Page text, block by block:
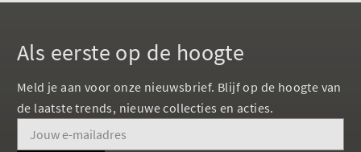
Als eerste op de hoogte
Meld je aan voor onze nieuwsbrief. Blijf op de hoogte van
de laatste trends, nieuwe collecties en acties.